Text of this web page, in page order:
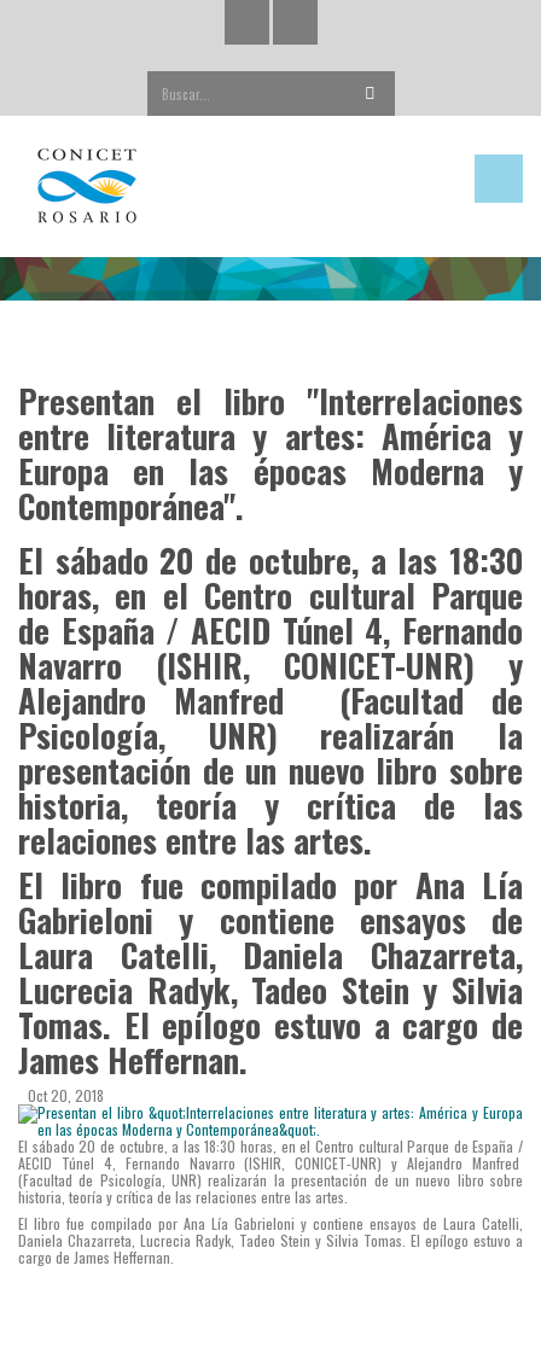
Presentan el libro "Interrelaciones
entre literatura y artes: América y
Europa en las épocas Moderna y
Contemporánea".
El sábado 20 de octubre, a las 18:30
horas, en el Centro cultural Parque
de España / AECID Túnel 4, Fernando
Navarro (ISHIR, CONICET-UNR) y
Alejandro Manfred (Facultad de
Psicología, UNR) realizarán la
presentación de un nuevo libro sobre
historia, teoría y crítica de las
relaciones entre las artes.
El libro fue compilado por Ana Lía
Gabrieloni y contiene ensayos de
Laura Catelli, Daniela Chazarreta,
Lucrecia Radyk, Tadeo Stein y Silvia
Tomas. El epílogo estuvo a cargo de
James Heffernan.
Oct 20, 2018
El sábado 20 de octubre, a las 18:30 horas, en el Centro cultural Parque de España /
AECID Túnel 4, Fernando Navarro (ISHIR, CONICET-UNR) y Alejandro Manfred
(Facultad de Psicología, UNR) realizarán la presentación de un nuevo libro sobre
historia, teoría y crítica de las relaciones entre las artes.
El libro fue compilado por Ana Lía Gabrieloni y contiene ensayos de Laura Catelli,
Daniela Chazarreta, Lucrecia Radyk, Tadeo Stein y Silvia Tomas. El epílogo estuvo a
cargo de James Heffernan.